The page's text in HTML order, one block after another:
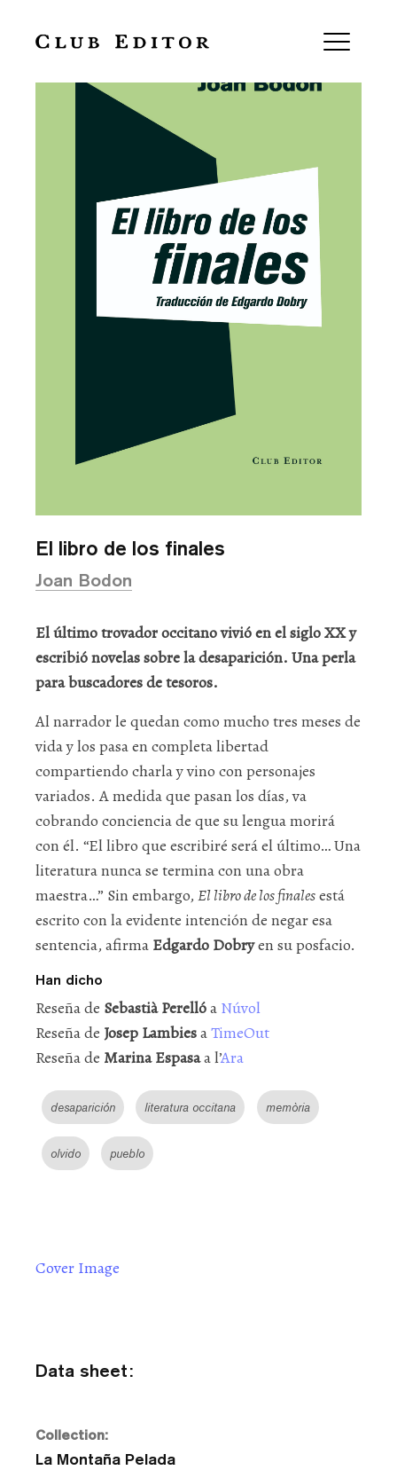
El libro de los finales
Joan Bodon
El último trovador occitano vivió en el siglo XX y
escribió novelas sobre la desaparición. Una perla
para buscadores de tesoros.
Al narrador le quedan como mucho tres meses de
vida y los pasa en completa libertad
compartiendo charla y vino con personajes
variados. A medida que pasan los días, va
cobrando conciencia de que su lengua morirá
con él. “El libro que escribiré será el último… Una
literatura nunca se termina con una obra
maestra…” Sin embargo, El libro de los finalesestá
escrito con la evidente intención de negar esa
sentencia, afirma Edgardo Dobryen su posfacio.
Han dicho
Reseña de Sebastià Perellóa Núvol
Reseña de Josep LambiesaTimeOut
Reseña de Marina Espasaa l’Ara
desaparición literatura occitana memòria
olvido pueblo
Cover Image
Data sheet:
Collection:
La Montaña Pelada